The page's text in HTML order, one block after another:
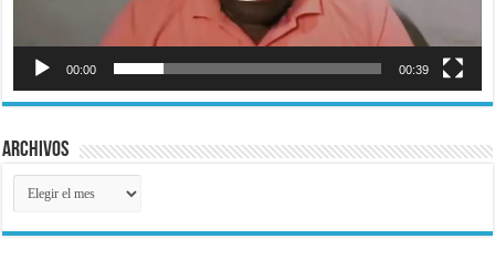
00:00 00:39
Archivos
Archivos